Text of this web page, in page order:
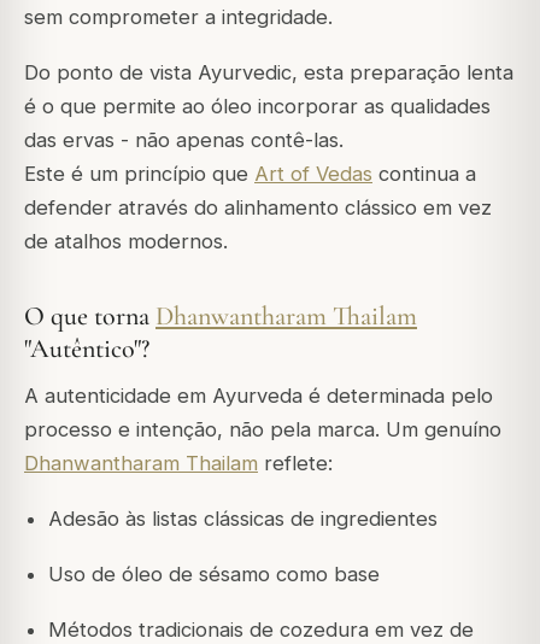
sem comprometer a integridade.
Do ponto de vista Ayurvedic, esta preparação lenta
é o que permite ao óleo incorporar as qualidades
das ervas - não apenas contê-las.
Este é um princípio que Art of Vedas continua a
defender através do alinhamento clássico em vez
de atalhos modernos.
O que torna Dhanwantharam Thailam
"Autêntico"?
A autenticidade em Ayurveda é determinada pelo
processo e intenção, não pela marca. Um genuíno
Dhanwantharam Thailam reflete:
Adesão às listas clássicas de ingredientes
Uso de óleo de sésamo como base
Métodos tradicionais de cozedura em vez de